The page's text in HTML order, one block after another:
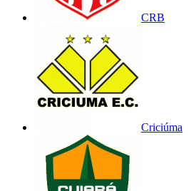
CRB
Criciúma